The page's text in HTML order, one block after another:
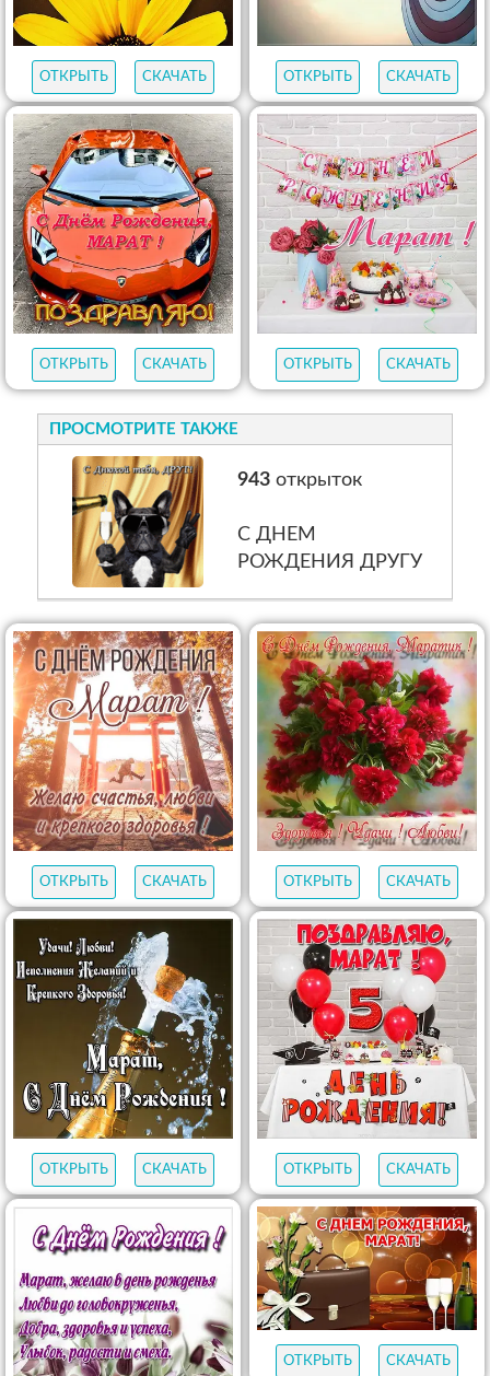
ОТКРЫТЬ СКАЧАТЬ ОТКРЫТЬ СКАЧАТЬ
ОТКРЫТЬ СКАЧАТЬ ОТКРЫТЬ СКАЧАТЬ
ПРОСМОТРИТЕ ТАКЖЕ
943открыток
С ДНЕМ
РОЖДЕНИЯ ДРУГУ
ОТКРЫТЬ СКАЧАТЬ ОТКРЫТЬ СКАЧАТЬ
ОТКРЫТЬ СКАЧАТЬ ОТКРЫТЬ СКАЧАТЬ
ОТКРЫТЬ СКАЧАТЬ